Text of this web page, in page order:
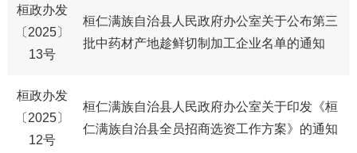
​桓政办发
〔2025〕
13号
桓仁满族自治县人民政府办公室关于公布第三
批中药材产地趁鲜切制加工企业名单的通知
桓政办发
〔2025〕
12号
桓仁满族自治县人民政府办公室关于印发《桓
仁满族自治县全员招商选资工作方案》的通知